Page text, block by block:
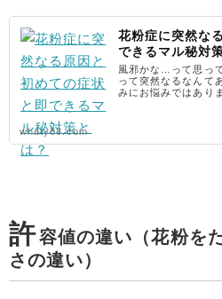
花粉症に突然な
できるマル秘対
風邪かな…って思っ
って突然なるなんて
みにお悩みではあり
whaty88.com
許容値の違い（花粉を
さの違い）